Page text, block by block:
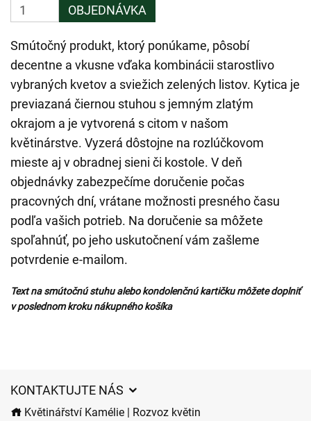
OBJEDNÁVKA
Smútočný produkt, ktorý ponúkame, pôsobí
decentne a vkusne vďaka kombinácii starostlivo
vybraných kvetov a sviežich zelených listov. Kytica je
previazaná čiernou stuhou s jemným zlatým
okrajom a je vytvorená s citom v našom
květinárstve. Vyzerá dôstojne na rozlúčkovom
mieste aj v obradnej sieni či kostole. V deň
objednávky zabezpečíme doručenie počas
pracovných dní, vrátane možnosti presného času
podľa vašich potrieb. Na doručenie sa môžete
spoľahnúť, po jeho uskutočnení vám zašleme
potvrdenie e-mailom.
Text na smútočnú stuhu alebo kondolenčnú kartičku môžete doplniť
v poslednom kroku nákupného košíka
KONTAKTUJTE NÁS
Květinářství Kamélie | Rozvoz květin